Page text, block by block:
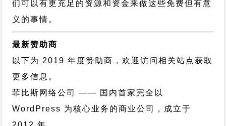
们可以有更充足的资源和资金来做这些免费但有意
义的事情。
最新赞助商
以下为 2019 年度赞助商，欢迎访问相关站点获取
更多信息。
菲比斯网络公司
—— 国内首家完全以
WordPress 为核心业务的商业公司，成立于